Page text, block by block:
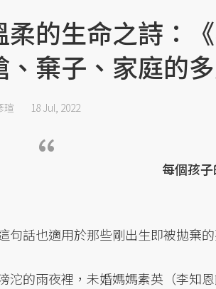
柔的生命之詩：
、棄子、家庭的
瑄 18 Jul, 2022
每個孩
句話也適用於那些剛出生即被拋棄
沱的雨夜裡，未婚媽媽素英（李知